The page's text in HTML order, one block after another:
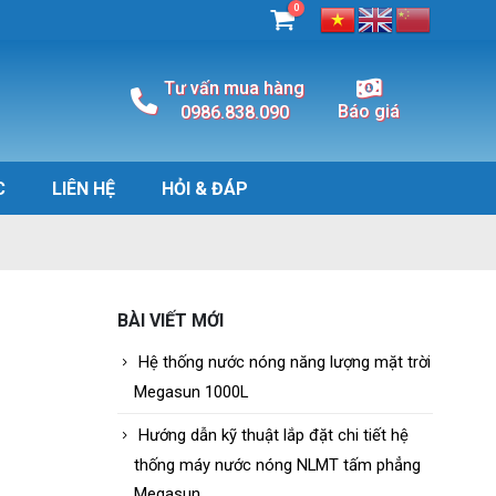
0
Tư vấn mua hàng
0986.838.090
Báo giá
LIÊN HỆ HỎI & ĐÁP
BÀI VIẾT MỚI
Hệ thống nước nóng năng lượng mặt trời
Megasun 1000L
Hướng dẫn kỹ thuật lắp đặt chi tiết hệ
thống máy nước nóng NLMT tấm phẳng